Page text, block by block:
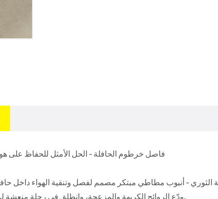
فاصل خرطوم الحافلة - الحل الأمثل للحفاظ على
- أنبوب مطاطي مبتكر مصمم لفصل وتنقية الهواء داخل